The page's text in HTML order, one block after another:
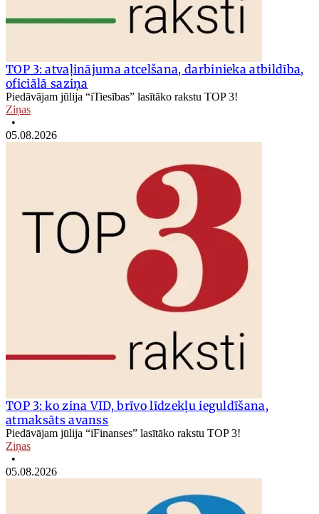
TOP 3: atvaļinājuma atcelšana, darbinieka atbildība,
oficiālā saziņa
Piedāvājam jūlija “iTiesības” lasītāko rakstu TOP 3!
Ziņas
•
05.08.2026
TOP 3: ko zina VID, brīvo līdzekļu ieguldīšana,
atmaksāts avanss
Piedāvājam jūlija “iFinanses” lasītāko rakstu TOP 3!
Ziņas
•
05.08.2026